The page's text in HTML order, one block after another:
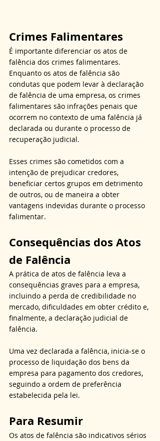
Crimes Falimentares
É importante diferenciar os atos de
falência dos crimes falimentares.
Enquanto os atos de falência são
condutas que podem levar à declaração
de falência de uma empresa, os crimes
falimentares são infrações penais que
ocorrem no contexto de uma falência já
declarada ou durante o processo de
recuperação judicial.
Esses crimes são cometidos com a
intenção de prejudicar credores,
beneficiar certos grupos em detrimento
de outros, ou de maneira a obter
vantagens indevidas durante o processo
falimentar.
Consequências dos Atos
de Falência
A prática de atos de falência leva a
consequências graves para a empresa,
incluindo a perda de credibilidade no
mercado, dificuldades em obter crédito e,
finalmente, a declaração judicial de
falência.
Uma vez declarada a falência, inicia-se o
processo de liquidação dos bens da
empresa para pagamento dos credores,
seguindo a ordem de preferência
estabelecida pela lei.
Para Resumir
Os atos de falência são indicativos sérios